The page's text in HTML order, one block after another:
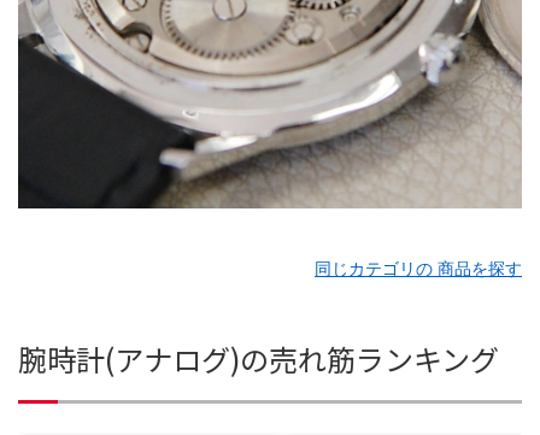
同じカテゴリの 商品を探す
腕時計(アナログ)の売れ筋ランキング